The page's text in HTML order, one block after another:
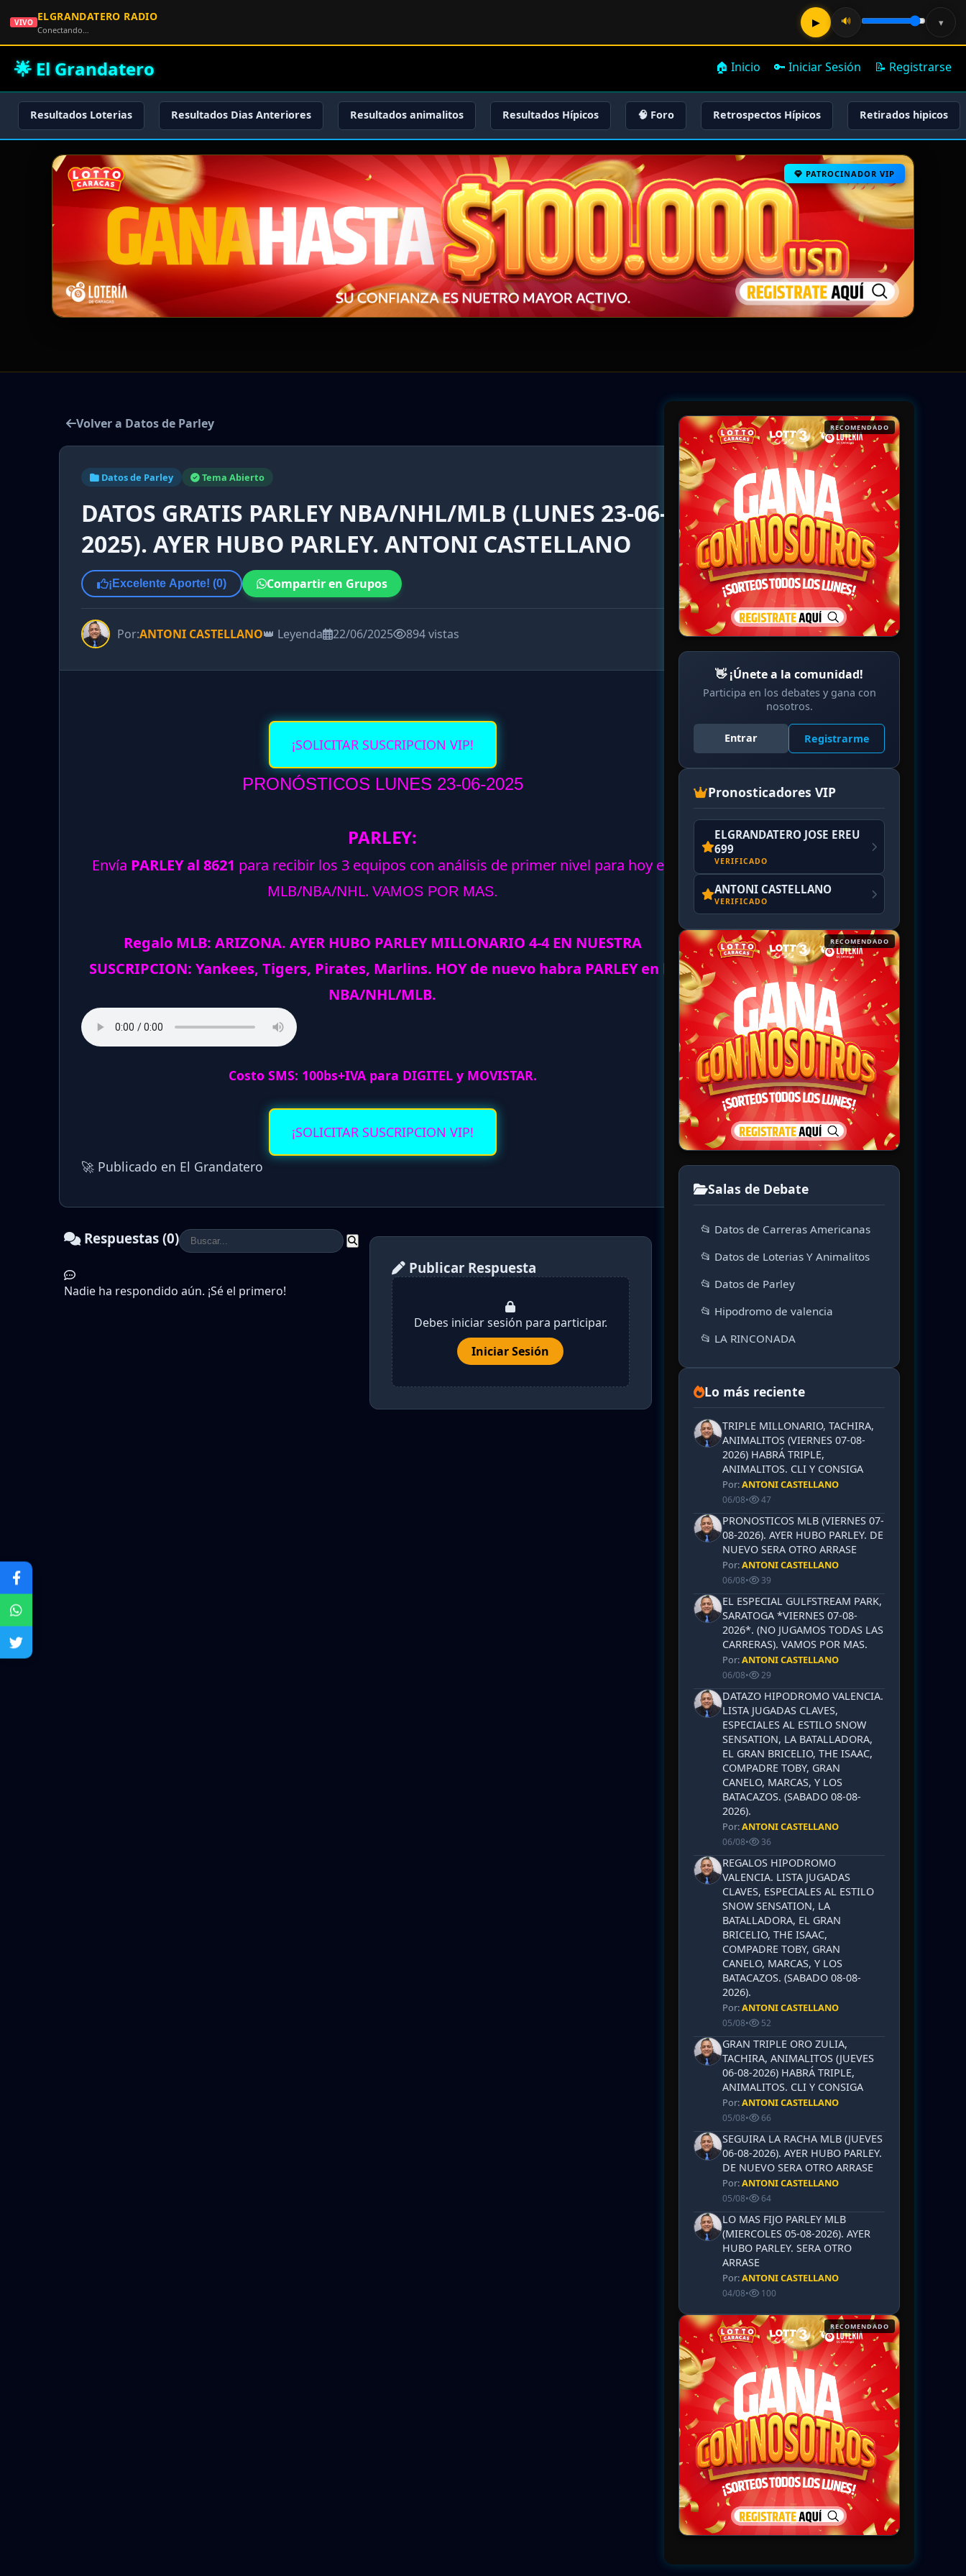
🌟 El Grandatero 🏠 Inicio 🔑 Iniciar Sesión 📝 Registrarse
Resultados Loterias Resultados Dias Anteriores Resultados animalitos Resultados Hípicos 🧠 Foro Retrospectos Hípicos Retirados hipicos
PATROCINADOR VIP
Volver a Datos de Parley
Datos de Parley Tema Abierto
DATOS GRATIS PARLEY NBA/NHL/MLB (LUNES 23-06-
2025). AYER HUBO PARLEY. ANTONI CASTELLANO
¡Excelente Aporte! (0) Compartir en Grupos
Por:ANTONI CASTELLANO👑 Leyenda 22/06/2025 894 vistas
¡SOLICITAR SUSCRIPCION VIP!
PRONÓSTICOS LUNES 23-06-2025
PARLEY:
Envía PARLEY al 8621 para recibir los 3 equipos con análisis de primer nivel para hoy en
MLB/NBA/NHL. VAMOS POR MAS.
Regalo MLB: ARIZONA. AYER HUBO PARLEY MILLONARIO 4-4 EN NUESTRA
SUSCRIPCION: Yankees, Tigers, Pirates, Marlins. HOY de nuevo habra PARLEY en la
NBA/NHL/MLB.
Costo SMS: 100bs+IVA para DIGITEL y MOVISTAR.
¡SOLICITAR SUSCRIPCION VIP!
🚀 Publicado en El Grandatero
Respuestas (0)
Nadie ha respondido aún. ¡Sé el primero!
Publicar Respuesta
Debes iniciar sesión para participar.
Iniciar Sesión
RECOMENDADO
👋 ¡Únete a la comunidad!
Participa en los debates y gana con
nosotros.
Entrar Registrarme
Pronosticadores VIP
ELGRANDATERO JOSE EREU
699
VERIFICADO
ANTONI CASTELLANO
VERIFICADO
RECOMENDADO
Salas de Debate
📂 Datos de Carreras Americanas
📂 Datos de Loterias Y Animalitos
📂 Datos de Parley
📂 Hipodromo de valencia
📂 LA RINCONADA
Lo más reciente
TRIPLE MILLONARIO, TACHIRA,
ANIMALITOS (VIERNES 07-08-
2026) HABRÁ TRIPLE,
ANIMALITOS. CLI Y CONSIGA
Por:ANTONI CASTELLANO
06/08• 47
PRONOSTICOS MLB (VIERNES 07-
08-2026). AYER HUBO PARLEY. DE
NUEVO SERA OTRO ARRASE
Por:ANTONI CASTELLANO
06/08• 39
EL ESPECIAL GULFSTREAM PARK,
SARATOGA *VIERNES 07-08-
2026*. (NO JUGAMOS TODAS LAS
CARRERAS). VAMOS POR MAS.
Por:ANTONI CASTELLANO
06/08• 29
DATAZO HIPODROMO VALENCIA.
LISTA JUGADAS CLAVES,
ESPECIALES AL ESTILO SNOW
SENSATION, LA BATALLADORA,
EL GRAN BRICELIO, THE ISAAC,
COMPADRE TOBY, GRAN
CANELO, MARCAS, Y LOS
BATACAZOS. (SABADO 08-08-
2026).
Por:ANTONI CASTELLANO
06/08• 36
REGALOS HIPODROMO
VALENCIA. LISTA JUGADAS
CLAVES, ESPECIALES AL ESTILO
SNOW SENSATION, LA
BATALLADORA, EL GRAN
BRICELIO, THE ISAAC,
COMPADRE TOBY, GRAN
CANELO, MARCAS, Y LOS
BATACAZOS. (SABADO 08-08-
2026).
Por:ANTONI CASTELLANO
05/08• 52
GRAN TRIPLE ORO ZULIA,
TACHIRA, ANIMALITOS (JUEVES
06-08-2026) HABRÁ TRIPLE,
ANIMALITOS. CLI Y CONSIGA
Por:ANTONI CASTELLANO
05/08• 66
SEGUIRA LA RACHA MLB (JUEVES
06-08-2026). AYER HUBO PARLEY.
DE NUEVO SERA OTRO ARRASE
Por:ANTONI CASTELLANO
05/08• 64
LO MAS FIJO PARLEY MLB
(MIERCOLES 05-08-2026). AYER
HUBO PARLEY. SERA OTRO
ARRASE
Por:ANTONI CASTELLANO
04/08• 100
RECOMENDADO
VIVO ELGRANDATERO RADIO
Conectando…
▶ 🔊 ▾